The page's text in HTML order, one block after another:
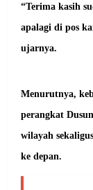
“Terima kasih
apalagi di pos
ujarnya.
Menurutnya,
perangkat
wilayah
ke depan.